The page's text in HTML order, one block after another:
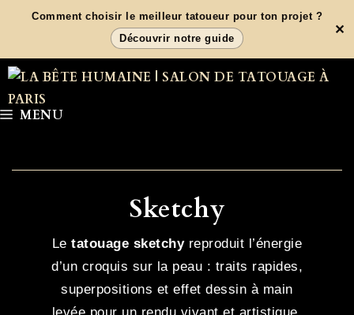
contenu
Comment choisir le meilleur tatoueur pour ton projet ?
Découvrir notre guide
✕
MENU
Sketchy
Le tatouage sketchyreproduit l’énergie
d’un croquis sur la peau : traits rapides,
superpositions et effet dessin à main